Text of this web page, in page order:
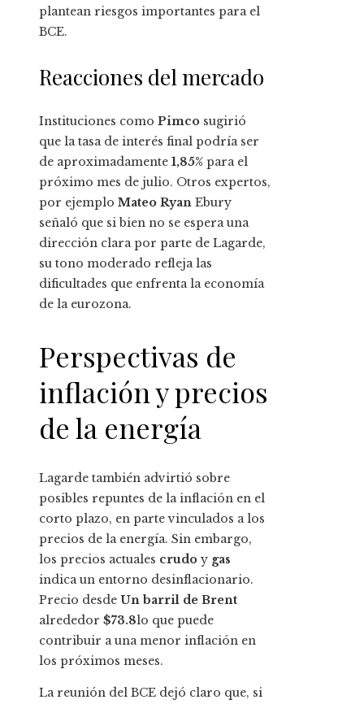
plantean riesgos importantes para el
BCE.
Reacciones del mercado
Instituciones como Pimco sugirió
que la tasa de interés final podría ser
de aproximadamente 1,85% para el
próximo mes de julio. Otros expertos,
por ejemplo Mateo Ryan Ebury
señaló que si bien no se espera una
dirección clara por parte de Lagarde,
su tono moderado refleja las
dificultades que enfrenta la economía
de la eurozona.
Perspectivas de
inflación y precios
de la energía
Lagarde también advirtió sobre
posibles repuntes de la inflación en el
corto plazo, en parte vinculados a los
precios de la energía. Sin embargo,
los precios actuales crudo y gas
indica un entorno desinflacionario.
Precio desde Un barril de Brent
alrededor $73.8lo que puede
contribuir a una menor inflación en
los próximos meses.
La reunión del BCE dejó claro que, si